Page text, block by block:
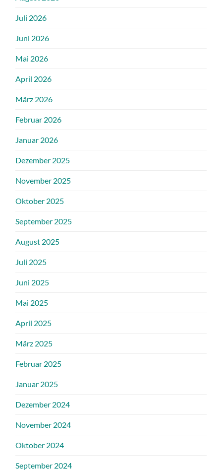
Juli 2026
Juni 2026
Mai 2026
April 2026
März 2026
Februar 2026
Januar 2026
Dezember 2025
November 2025
Oktober 2025
September 2025
August 2025
Juli 2025
Juni 2025
Mai 2025
April 2025
März 2025
Februar 2025
Januar 2025
Dezember 2024
November 2024
Oktober 2024
September 2024